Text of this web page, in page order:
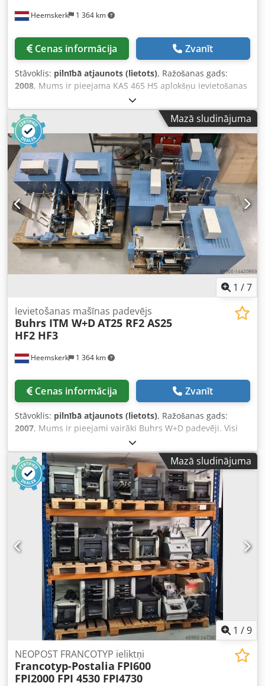
Heemskerk 1 364 km
Cenas informācija Zvanīt
Stāvoklis: pilnībā atjaunots (lietots), Ražošanas gads:
2008, Mums ir pieejama KAS 465 HS aplokšņu ievietošanas
iekārta. Papildus iespējams aprīkot ar Mueller
Apparatebau transakcionālo kanālu A4 dokumentu
ievilkšanai, lasīšanai, savākšanai un locīšanai. Šai iekārtai
ir trīs papildmateriālu padevēji, visi ar berzes mehānismu
no apakšas. Šī KAS 465 HS aplokšņu ievietošanas iekārta
ražota 2008. gadā. Aparāts tika iegādāts jauns no klienta,
no kura to ieguvām, un tika izmantots tikai kā rezerves
iekārta C4 formāta produkcijai, tāpēc
nobraukums/izmantošanas laiks ir zems. Neskatoties uz to,
esam veikuši pilnu apkopi un visus nepieciešamos mezglus
nomainījuši pret jaunām detaļām tur, kur tas bija
vajadzīgs. Komplektācija: Cjdpei A Ixbsfx Ac Iorf Papildus –
Mueller Apparatebau 6809c kanāls ar autoloaderi - 3
papildmateriālu padevēji (berzes padeve no apakšas) - KAS
465 HS aplokšņu sekcija - Aizvēršanas modulis - Izejas
Mazā sludinājuma
1 /7
Heemskerk 1 364 km
Ievietošanas mašīnas padevējs
Buhrs ITM W+DAT25 RF2 AS25
HF2 HF3
Cenas informācija Zvanīt
Stāvoklis: pilnībā atjaunots (lietots), Ražošanas gads:
2007, Mums ir pieejami vairāki Buhrs W+D padevēji. Visi
pilnībā pārbūvēti un gatavi darbam! Padevēju veidi: - AT25
vakuuma rotējošie padevēji (BB300) - AS25 bīdāmie
padevēji (BB300) - HF3 vakuuma berzes padevēji (BB300) -
RF2 Servo vakuuma rotējošie padevēji (BB600 un BB700) -
AS2 bīdāmie padevēji (BB600 un BB700) - HF2 vakuuma
berzes padevēji (BB600 un BB700) Var uzstādīt uz Buhrs
W+D BB300 10K, BB600 14K un Buhrs ITM BB700 14 un 16K
mašīnām. Credeq Ec Rgjpfx Ac Ijf Visi mūsu pārdotie
padevēji ir pilnībā pārbaudīti, un visas nepieciešamās
rezerves daļas ir nomainītas. Vai vēlaties saņemt
piedāvājumu? Lūdzu, sazinieties ar mums, paldies!
Mazā sludinājuma
1 /9
NEOPOST FRANCOTYP ieliktņi
Francotyp-Postalia FPI600
FPI2000 FPI 4530 FPI4730